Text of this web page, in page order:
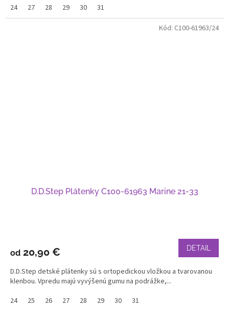
24
27 28 29 30 31
D.D.Step Plátenky C100-61963 Marine 21-33
od 20,90 € DETAIL
D.D.Step detské plátenky sú s ortopedickou vložkou a tvarovanou
klenbou. Vpredu majú vyvýšenú gumu na podrážke,...
24
25 26 27 28 29 30 31
Kód: C100-61963/24